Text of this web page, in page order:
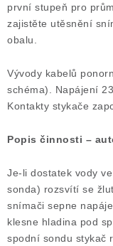
první stupeň pro
zajistěte utěsnění
obalu.
Vývody kabelů
schéma). Napájení
Kontakty stykače
Popis činnosti –
Je-li dostatek vody
sonda) rozsvítí se
snímači sepne
klesne hladina pod
spodní sondu stykač